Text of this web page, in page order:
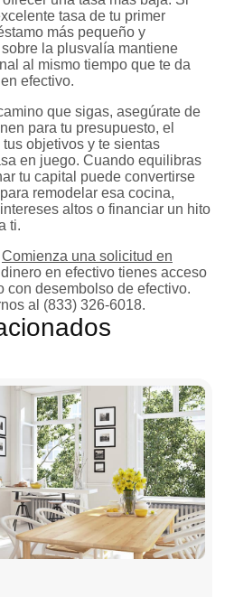
tasa de tu primer
más pequeño y
la plusvalía mantiene
al mismo tiempo que te da
efectivo.
que sigas, asegúrate de
para tu presupuesto, el
objetivos y te sientas
en juego. Cuando equilibras
tu capital puede convertirse
remodelar esa cocina,
altos o financiar un hito
ti.
Comienza una solicitud en
en efectivo tienes acceso
con desembolso de efectivo.
al (833) 326-6018.